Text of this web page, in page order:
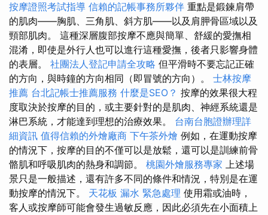
按摩證照考試指導 信賴的記帳事務所夥伴 重點是鍛鍊肩帶
的肌肉——胸肌、三角肌、斜方肌——以及肩胛骨區域以及
頸部肌肉。 這種深層腹部按摩不應與簡單、舒緩的愛撫相
混淆，即使是外行人也可以進行這種愛撫，後者只影響身體
的表層。 社團法人登記申請全攻略 但平滑時不要忘記正確
的方向，與時鐘的方向相同（即冒號的方向）。 士林按摩
推薦 台北記帳士推薦服務 什麼是SEO？ 按摩的效果很大程
度取決於按摩的目的，或主要針對的是肌肉、神經系統還是
淋巴系統，才能達到理想的治療效果。 台南台胞證辦理詳
細資訊 值得信賴的外燴廠商 下午茶外燴 例如，在運動按摩
的情況下，按摩的目的不僅可以是放鬆，還可以是訓練前骨
骼肌和呼吸肌肉的熱身和調節。 桃園外燴服務專家 上述場
景只是一般描述，還有許多不同的條件和情況，特別是在運
動按摩的情況下。 天花板 漏水 緊急處理 使用霜或油時，
客人或按摩師可能會發生過敏反應，因此必須先在小面積上